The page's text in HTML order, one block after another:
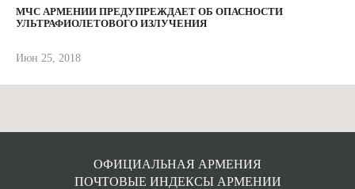
МЧС АРМЕНИИ ПРЕДУПРЕЖДАЕТ ОБ ОПАСНОСТИ
УЛЬТРАФИОЛЕТОВОГО ИЗЛУЧЕНИЯ
Июн 25, 2018
ОФИЦИАЛЬНАЯ АРМЕНИЯ
ПОЧТОВЫЕ ИНДЕКСЫ АРМЕНИИ